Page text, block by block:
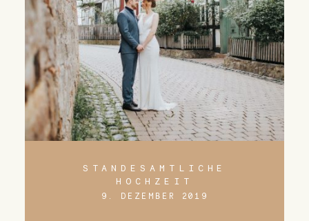
STANDESAMTLICHE
HOCHZEIT
9. DEZEMBER 2019